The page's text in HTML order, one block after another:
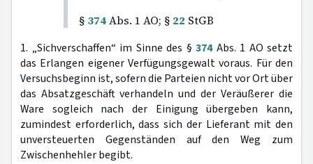
§ 374Abs. 1 AO; § 22 StGB
1. „Sichverschaffen“ im Sinne des § 374Abs. 1 AO setzt
das Erlangen eigener Verfügungsgewalt voraus. Für den
Versuchsbeginn ist, sofern die Parteien nicht vor Ort über
das Absatzgeschäft verhandeln und der Veräußerer die
Ware sogleich nach der Einigung übergeben kann,
zumindest erforderlich, dass sich der Lieferant mit den
unversteuerten Gegenständen auf den Weg zum
Zwischenhehler begibt.